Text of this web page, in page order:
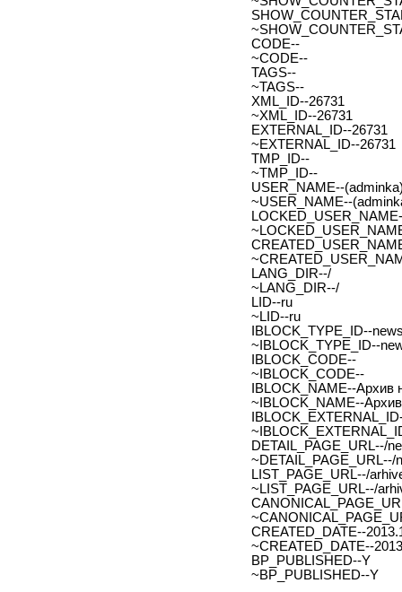
CODE--
~CODE--
TAGS--
~TAGS--
XML_ID--26731
~XML_ID--26731
EXTERNAL_ID--26731
~EXTERNAL_ID--26731
TMP_ID--
~TMP_ID--
USER_NAME--
~USER_NAME--
LANG_DIR--/
~LANG_DIR--/
LID--ru
~LID--ru
IBLOCK_TYPE_ID--
~IBLOCK_TYPE_ID--
IBLOCK_CODE--
~IBLOCK_CODE--
IBLOCK_NAME--Архив
~IBLOCK_NAME--
DETAIL_PAGE_URL--/
~DETAIL_PAGE_URL--/
LIST_PAGE_URL--/
~LIST_PAGE_URL--/
CREATED_DATE--
~CREATED_DATE--
BP_PUBLISHED--Y
~BP_PUBLISHED--Y